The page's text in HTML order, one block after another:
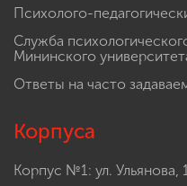
Психолого-
Служба
Мининского
Ответы на часто
Корпуса
Корпус №1: ул. Ульянова,